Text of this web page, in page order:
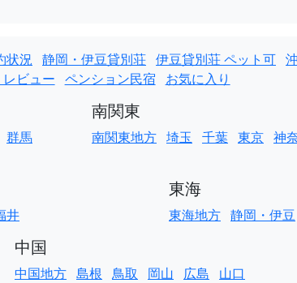
状況 静岡・伊豆貸別荘 伊豆貸別荘 ペット可
ビュー ペンション民宿 お気に入り
群馬
南関東
南関東地方 埼玉 千葉 東京 神
井
東海
東海地方 静岡・伊豆
中国
中国地方 島根 鳥取 岡山 広島 山口